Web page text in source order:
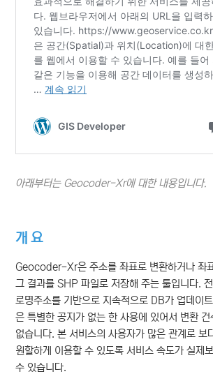
아래부터는 Geocoder-Xr에 대한 내용입니다.
개 요
Geocoder-Xr은 주소를 좌표로 변환하거나 좌
그 결과를 SHP 파일로 저장해 주는 툴입니다.
로명주소를 기반으로 지속적으로 DB가 업데이
은 특별한 공지가 없는 한 사용에 있어서 변환 건
없습니다. 본 서비스의 사용자가 많은 관계로 보
원할하게 이용할 수 있도록 서비스 속도가 실제
수 있습니다.